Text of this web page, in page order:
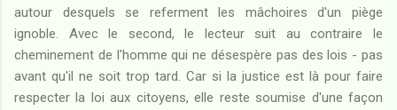
autour desquels se referment les mâchoires d'un piège
ignoble. Avec le second, le lecteur suit au contraire le
cheminement de l'homme qui ne désespère pas des lois - pas
avant qu'il ne soit trop tard. Car si la justice est là pour faire
respecter la loi aux citoyens, elle reste soumise d'une façon